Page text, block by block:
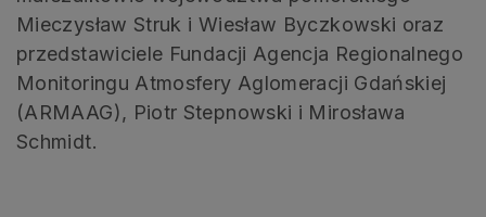
Mieczysław Struk i Wiesław Byczkowski oraz
przedstawiciele Fundacji Agencja Regionalnego
Monitoringu Atmosfery Aglomeracji Gdańskiej
(ARMAAG), Piotr Stepnowski i Mirosława
Schmidt.